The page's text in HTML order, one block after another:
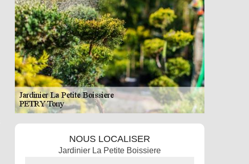
NOUS LOCALISER
Jardinier La Petite Boissiere